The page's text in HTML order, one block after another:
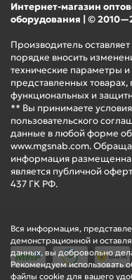
Вся информация,
демонстрационной и
данных, вы добровольно
Рекомендуем использовать
файлы cookie для вашего
Интернет-магазин
оборудования | ©
Производитель
порядке вносить
технические параметры и
представленных
функциональных и
** Вы принимаете
пользовательского
данные в любой форме
www.mgsnab.com.
информация
является публичной
437 ГК РФ.